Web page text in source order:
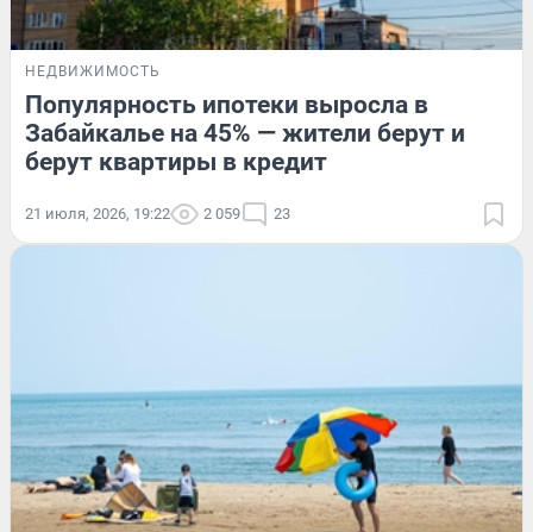
НЕДВИЖИМОСТЬ
Популярность ипотеки выросла в
Забайкалье на 45% — жители берут и
берут квартиры в кредит
21 июля, 2026, 19:22 2 059 23